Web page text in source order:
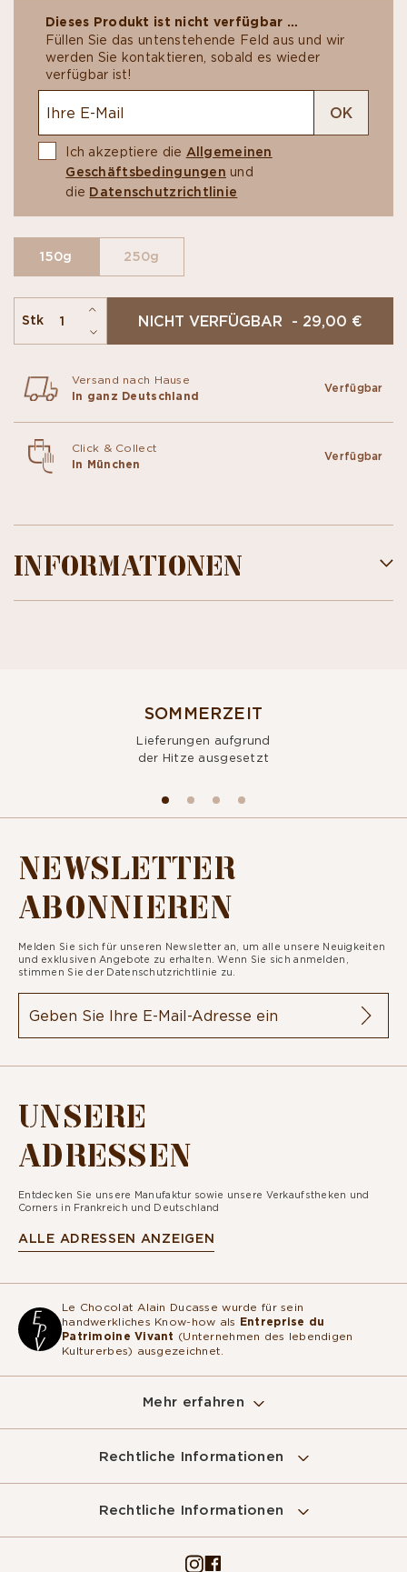
knusprigen Schokoladenschicht ist einfach köstlich
und herrlich geschmacksintensiv.
Dieses Produkt ist nicht verfügbar …
Füllen Sie das untenstehende Feld aus und wir
werden Sie kontaktieren, sobald es wieder
verfügbar ist!
Ich akzeptiere die Allgemeinen
Geschäftsbedingungen und
die Datenschutzrichtlinie
OK
150g 250g
Stk NICHT VERFÜGBAR - 29,00 €
Versand nach Hause
In ganz Deutschland
Verfügbar
Click & Collect
In München
Verfügbar
INFORMATIONEN
SOMMERZEIT
Lieferungen aufgrund
der Hitze ausgesetzt
NEWSLETTER
ABONNIEREN
Melden Sie sich für unseren Newsletter an, um alle unsere Neuigkeiten
und exklusiven Angebote zu erhalten. Wenn Sie sich anmelden,
stimmen Sie der Datenschutzrichtlinie zu.
UNSERE
ADRESSEN
Entdecken Sie unsere Manufaktur sowie unsere Verkaufstheken und
Corners in Frankreich und Deutschland
ALLE ADRESSEN ANZEIGEN
Le Chocolat Alain Ducasse wurde für sein
handwerkliches Know-how als Entreprise du
Patrimoine Vivant (Unternehmen des lebendigen
Kulturerbes) ausgezeichnet.
Mehr erfahren
Rechtliche Informationen
Rechtliche Informationen